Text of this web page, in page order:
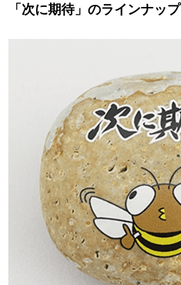
「次に期待」のラインナップ